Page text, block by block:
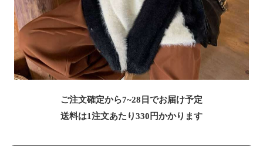
ご注文確定から7~28日でお届け予定
送料は1注文あたり330 円かかります